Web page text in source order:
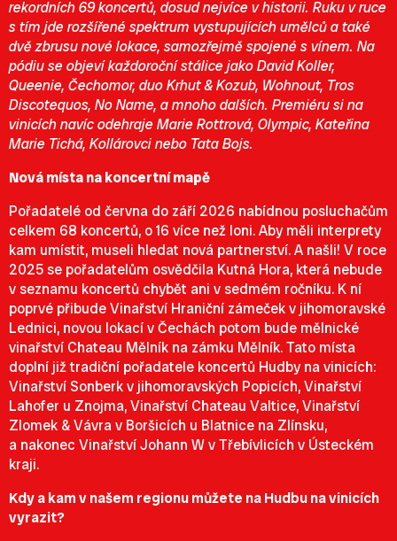
rekordních 69 koncertů, dosud nejvíce v historii. Ruku v ruce
s tím jde rozšířené spektrum vystupujících umělců a také
dvě zbrusu nové lokace, samozřejmě spojené s vínem. Na
pódiu se objeví každoroční stálice jako David Koller,
Queenie, Čechomor, duo Krhut & Kozub, Wohnout, Tros
Discotequos, No Name, a mnoho dalších. Premiéru si na
vinicích navíc odehraje Marie Rottrová, Olympic, Kateřina
Marie Tichá, Kollárovci nebo Tata Bojs.
Nová místa na koncertní mapě
Pořadatelé od června do září 2026 nabídnou posluchačům
celkem 68 koncertů, o 16 více než loni. Aby měli interprety
kam umístit, museli hledat nová partnerství. A našli! V roce
2025 se pořadatelům osvědčila Kutná Hora, která nebude
v seznamu koncertů chybět ani v sedmém ročníku. K ní
poprvé přibude Vinařství Hraniční zámeček v jihomoravské
Lednici, novou lokací v Čechách potom bude mělnické
vinařství Chateau Mělník na zámku Mělník. Tato místa
doplní již tradiční pořadatele koncertů Hudby na vinicích:
Vinařství Sonberk v jihomoravských Popicích, Vinařství
Lahofer u Znojma, Vinařství Chateau Valtice, Vinařství
Zlomek & Vávra v Boršicích u Blatnice na Zlínsku,
a nakonec Vinařství Johann W v Třebívlicích v Ústeckém
kraji.
Kdy a kam v našem regionu můžete na Hudbu na vinicích
vyrazit?